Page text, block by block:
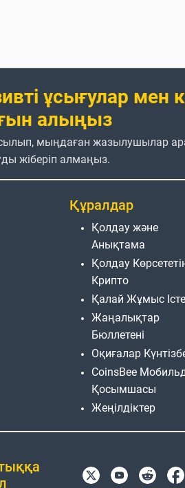
ұсығулар мен
алыңыз
мыңдаған жазылушылар
жіберіп алмаңыз.
Құралдар
Қолдау және
Анықтама
Қолдау
Крипто
Қалай Жұмыс
Жаңалықтар
Бюллетені
Оқиғалар
CoinsBee
Қосымшасы
Жеңілдіктер